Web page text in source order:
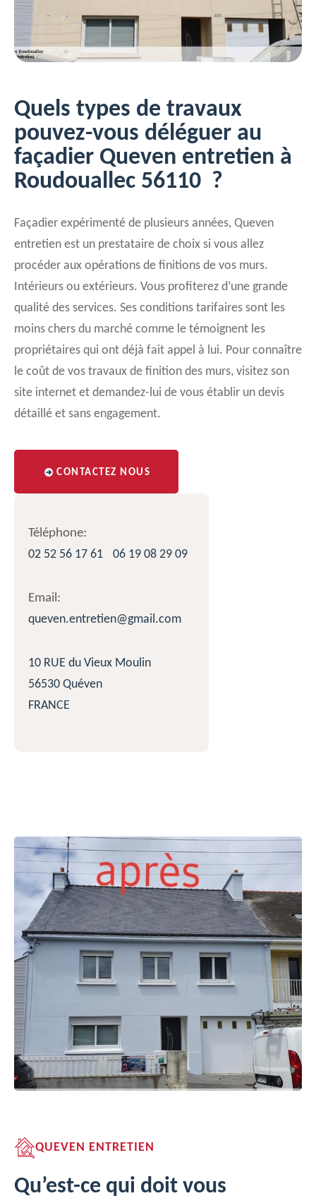
Quels types de travaux
pouvez-vous déléguer au
façadier Queven entretien à
Roudouallec 56110 ?
Façadier expérimenté de plusieurs années, Queven
entretien est un prestataire de choix si vous allez
procéder aux opérations de finitions de vos murs.
Intérieurs ou extérieurs. Vous profiterez d’une grande
qualité des services. Ses conditions tarifaires sont les
moins chers du marché comme le témoignent les
propriétaires qui ont déjà fait appel à lui. Pour connaître
le coût de vos travaux de finition des murs, visitez son
site internet et demandez-lui de vous établir un devis
détaillé et sans engagement.
CONTACTEZ NOUS
Téléphone:
02 52 56 17 61
06 19 08 29 09
Email:
queven.entretien@gmail.com
10 RUE du Vieux Moulin
56530 Quéven
FRANCE
QUEVEN ENTRETIEN
Qu’est-ce qui doit vous